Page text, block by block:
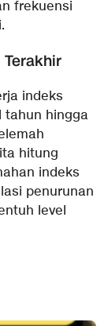
frekuensi
Terakhir
indeks
tahun hingga
hitung
indeks
penurunan
level